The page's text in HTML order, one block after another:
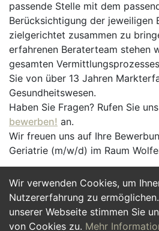
Wir verwenden Cookies, um
Nutzererfahrung zu
unserer Webseite stimmen Sie
von Cookies zu. Mehr
passende Stelle mit dem
Berücksichtigung der jeweiligen
zielgerichtet zusammen zu
erfahrenen Beraterteam stehen
gesamten
Sie von über 13 Jahren
Gesundheitswesen.
Haben Sie Fragen? Rufen Sie
bewerben! an.
Wir freuen uns auf Ihre
Geriatrie (m/w/d) im Raum
Jetzt